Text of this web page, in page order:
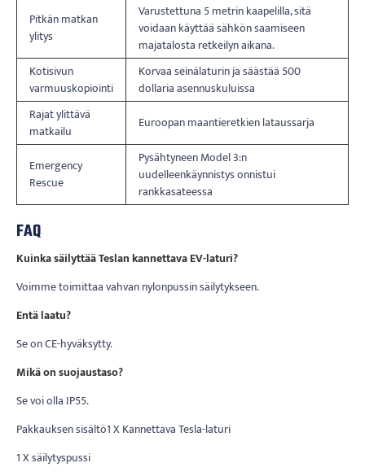
Pitkän matkan
ylitys
Varustettuna 5 metrin kaapelilla, sitä
voidaan käyttää sähkön saamiseen
majatalosta retkeilyn aikana.
Kotisivun
varmuuskopiointi
Korvaa seinälaturin ja säästää 500
dollaria asennuskuluissa
Rajat ylittävä
matkailu
Euroopan maantieretkien lataussarja
Emergency
Rescue
Pysähtyneen Model 3:n
uudelleenkäynnistys onnistui
rankkasateessa
FAQ
Kuinka säilyttää Teslan kannettava EV-laturi?
Voimme toimittaa vahvan nylonpussin säilytykseen.
Entä laatu?
Se on CE-hyväksytty.
Mikä on suojaustaso?
Se voi olla IP55.
Pakkauksen sisältö1 X Kannettava Tesla-laturi
1 X säilytyspussi